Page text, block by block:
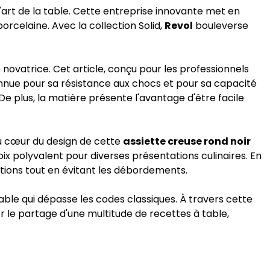
de la table. Cette entreprise innovante met en
Avec la collection Solid, Revol bouleverse
Cet article, conçu pour les professionnels
pour sa résistance aux chocs et pour sa capacité
plus, la matière présente l'avantage d'être facile
cœur du design de cette assiette creuse rond noir
polyvalent pour diverses présentations culinaires. En
tout en évitant les débordements.
qui dépasse les codes classiques. À travers cette
le partage d'une multitude de recettes à table,